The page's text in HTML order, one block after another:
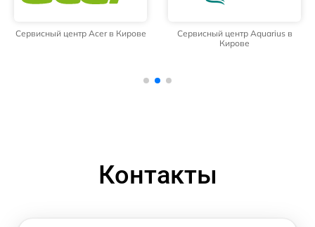
Сервисный центр Acer в Кирове
Сервисный центр Aquarius в
Кирове
Контакты